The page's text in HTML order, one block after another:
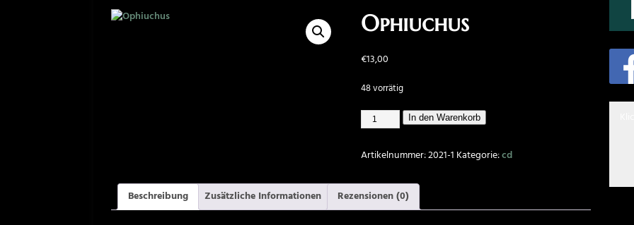
Ophiuchus
€13,00
48 vorrätig
In den Warenkorb
Artikelnummer:2021-1 Kategorie:cd
Beschreibung Zusätzliche Informationen Rezensionen (0)